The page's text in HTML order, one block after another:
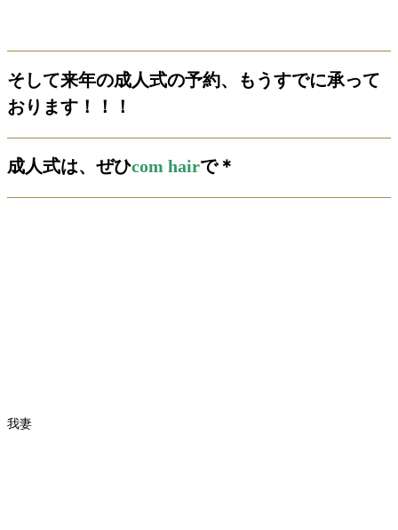
そして来年の成人式の予約、もうすでに承って
おります！！！
成人式は、ぜひcom hairで＊
我妻